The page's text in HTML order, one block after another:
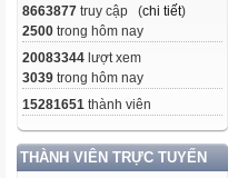
8663877 truy cập (chi tiết)
2500 trong hôm nay
20083344 lượt xem
3039 trong hôm nay
15281651 thành viên
THÀNH VIÊN TRỰC TUYẾN